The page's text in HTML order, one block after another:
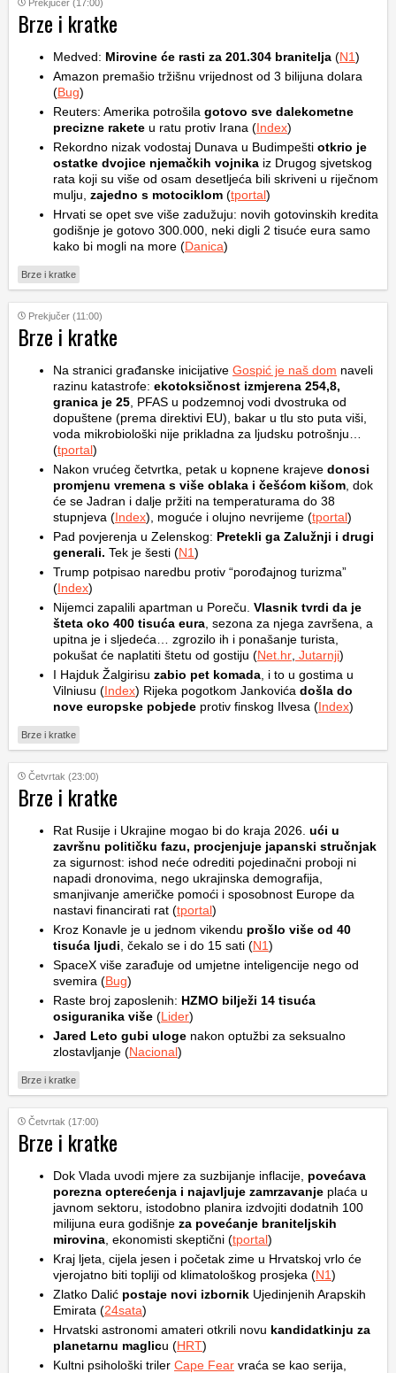
Prekjučer (17:00)
Brze i kratke
Medved: Mirovine će rasti za 201.304 branitelja (N1)
Amazon premašio tržišnu vrijednost od 3 bilijuna dolara
(Bug)
Reuters: Amerika potrošila gotovo sve dalekometne
precizne rakete u ratu protiv Irana (Index)
Rekordno nizak vodostaj Dunava u Budimpešti otkrio je
ostatke dvojice njemačkih vojnika iz Drugog sjvetskog
rata koji su više od osam desetljeća bili skriveni u riječnom
mulju, zajedno s motociklom (tportal)
Hrvati se opet sve više zadužuju: novih gotovinskih kredita
godišnje je gotovo 300.000, neki digli 2 tisuće eura samo
kako bi mogli na more (Danica)
Brze i kratke
Prekjučer (11:00)
Brze i kratke
Na stranici građanske inicijative Gospić je naš dom naveli
razinu katastrofe: ekotoksičnost izmjerena 254,8,
granica je 25 , PFAS u podzemnoj vodi dvostruka od
dopuštene (prema direktivi EU), bakar u tlu sto puta viši,
voda mikrobiološki nije prikladna za ljudsku potrošnju…
(tportal)
Nakon vrućeg četvrtka, petak u kopnene krajeve donosi
promjenu vremena s više oblaka i češćom kišom , dok
će se Jadran i dalje pržiti na temperaturama do 38
stupnjeva (Index), moguće i olujno nevrijeme (tportal)
Pad povjerenja u Zelenskog: Pretekli ga Zalužnji i drugi
generali. Tek je šesti (N1)
Trump potpisao naredbu protiv “porođajnog turizma”
(Index)
Nijemci zapalili apartman u Poreču. Vlasnik tvrdi da je
šteta oko 400 tisuća eura , sezona za njega završena, a
upitna je i sljedeća… zgrozilo ih i ponašanje turista,
pokušat će naplatiti štetu od gostiju (Net.hr Jutarnji)
I Hajduk Žalgirisu zabio pet komada , i to u gostima u
Vilniusu (Index) Rijeka pogotkom Jankovića došla do
nove europske pobjede protiv finskog Ilvesa (Index)
Brze i kratke
Četvrtak (23:00)
Brze i kratke
Rat Rusije i Ukrajine mogao bi do kraja 2026. ući u
završnu političku fazu, procjenjuje japanski stručnjak
za sigurnost: ishod neće odrediti pojedinačni proboji ni
napadi dronovima, nego ukrajinska demografija,
smanjivanje američke pomoći i sposobnost Europe da
nastavi financirati rat (tportal)
Kroz Konavle je u jednom vikendu prošlo više od 40
tisuća ljudi , čekalo se i do 15 sati (N1)
SpaceX više zarađuje od umjetne inteligencije nego od
svemira (Bug)
Raste broj zaposlenih: HZMO bilježi 14 tisuća
osiguranika više (Lider)
Jared Leto gubi uloge nakon optužbi za seksualno
zlostavljanje (Nacional)
Brze i kratke
Četvrtak (17:00)
Brze i kratke
Dok Vlada uvodi mjere za suzbijanje inflacije, povećava
porezna opterećenja i najavljuje zamrzavanje plaća u
javnom sektoru, istodobno planira izdvojiti dodatnih 100
milijuna eura godišnje za povećanje braniteljskih
mirovina , ekonomisti skeptični (tportal)
Kraj ljeta, cijela jesen i početak zime u Hrvatskoj vrlo će
vjerojatno biti topliji od klimatološkog prosjeka (N1)
Zlatko Dalić postaje novi izbornik Ujedinjenih Arapskih
Emirata (24sata)
Hrvatski astronomi amateri otkrili novu kandidatkinju za
planetarnu maglicu (HRT)
Kultni psihološki triler Cape Fear vraća se kao serija,